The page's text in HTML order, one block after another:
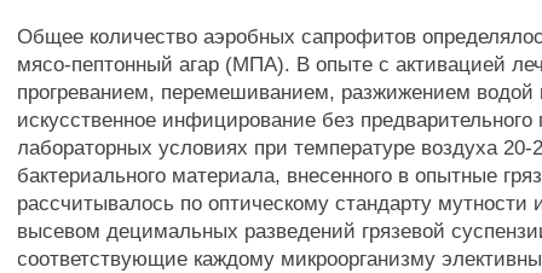
Общее количество аэробных сапрофитов
мясо-пептонный агар (МПА). В опыте с активацией
прогреванием, перемешиванием, разжижением водой
искусственное инфицирование без предварительного
лабораторных условиях при температуре воздуха 20-
бактериального материала, внесенного в опытные
рассчитывалось по оптическому стандарту мутности
высевом децимальных разведений грязевой
соответствующие каждому микроорганизму